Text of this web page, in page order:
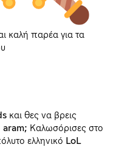
καλή παρέα για τα
και θες να βρεις
Καλωσόρισες στο
ελληνικό LoL